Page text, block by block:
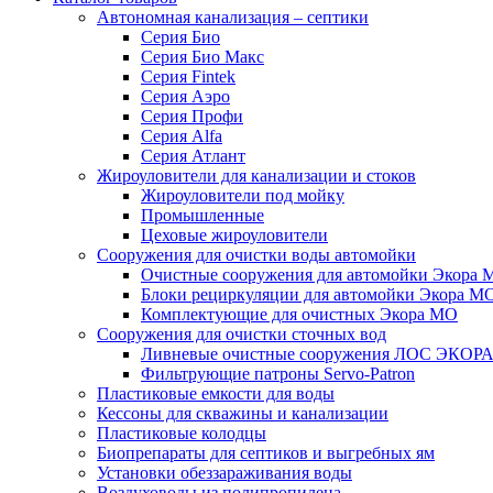
Автономная канализация – септики
Серия Био
Серия Био Макс
Серия Fintek
Серия Аэро
Серия Профи
Серия Alfa
Серия Атлант
Жироуловители для канализации и стоков
Жироуловители под мойку
Промышленные
Цеховые жироуловители
Сооружения для очистки воды автомойки
Очистные сооружения для автомойки Экора
Блоки рециркуляции для автомойки Экора
Комплектующие для очистных Экора МО
Сооружения для очистки сточных вод
Ливневые очистные сооружения ЛОС ЭКОРА
Фильтрующие патроны Servo-Patron
Пластиковые емкости для воды
Кессоны для скважины и канализации
Пластиковые колодцы
Биопрепараты для септиков и выгребных ям
Установки обеззараживания воды